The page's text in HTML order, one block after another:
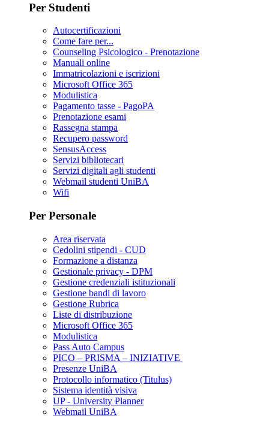
Per Studenti
Autocertificazioni
Come fare per...
Counseling Psicologico - Prenotazione
Manuali online
Immatricolazioni e iscrizioni
Microsoft Office 365
Modulistica
Pagamento tasse - PagoPA
Prenotazione esami
Rassegna stampa
Recupero password
SensusAccess
Servizi bibliotecari
Servizi digitali agli studenti
Webmail studenti UniBA
Wifi
Per Personale
Area riservata
Cedolini stipendi - CUD
Formazione a distanza
Gestionale privacy - DPM
Gestione credenziali istituzionali
Gestione bandi di lavoro
Gestione Rubrica
Liste di distribuzione
Microsoft Office 365
Modulistica
Pass Auto Campus
PICO – PRISMA – INIZIATIVE
Presenze UniBA
Protocollo informatico (Titulus)
Sistema identità visiva
UP - University Planner
Webmail UniBA